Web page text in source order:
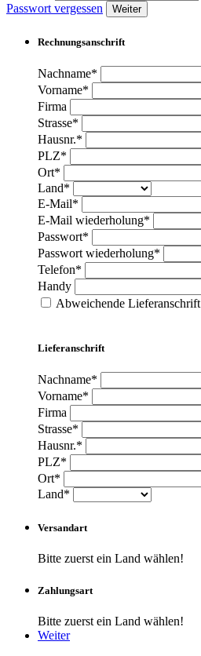
Passwort vergessen
Weiter
Rechnungsanschrift
Nachname*
Vorname*
Firma
Strasse*
Hausnr.*
PLZ*
Ort*
Land*
E-Mail*
E-Mail wiederholung*
Passwort*
Passwort wiederholung*
Telefon*
Handy
Abweichende Lieferanschrift
Lieferanschrift
Nachname*
Vorname*
Firma
Strasse*
Hausnr.*
PLZ*
Ort*
Land*
Versandart
Bitte zuerst ein Land wählen!
Zahlungsart
Bitte zuerst ein Land wählen!
Weiter